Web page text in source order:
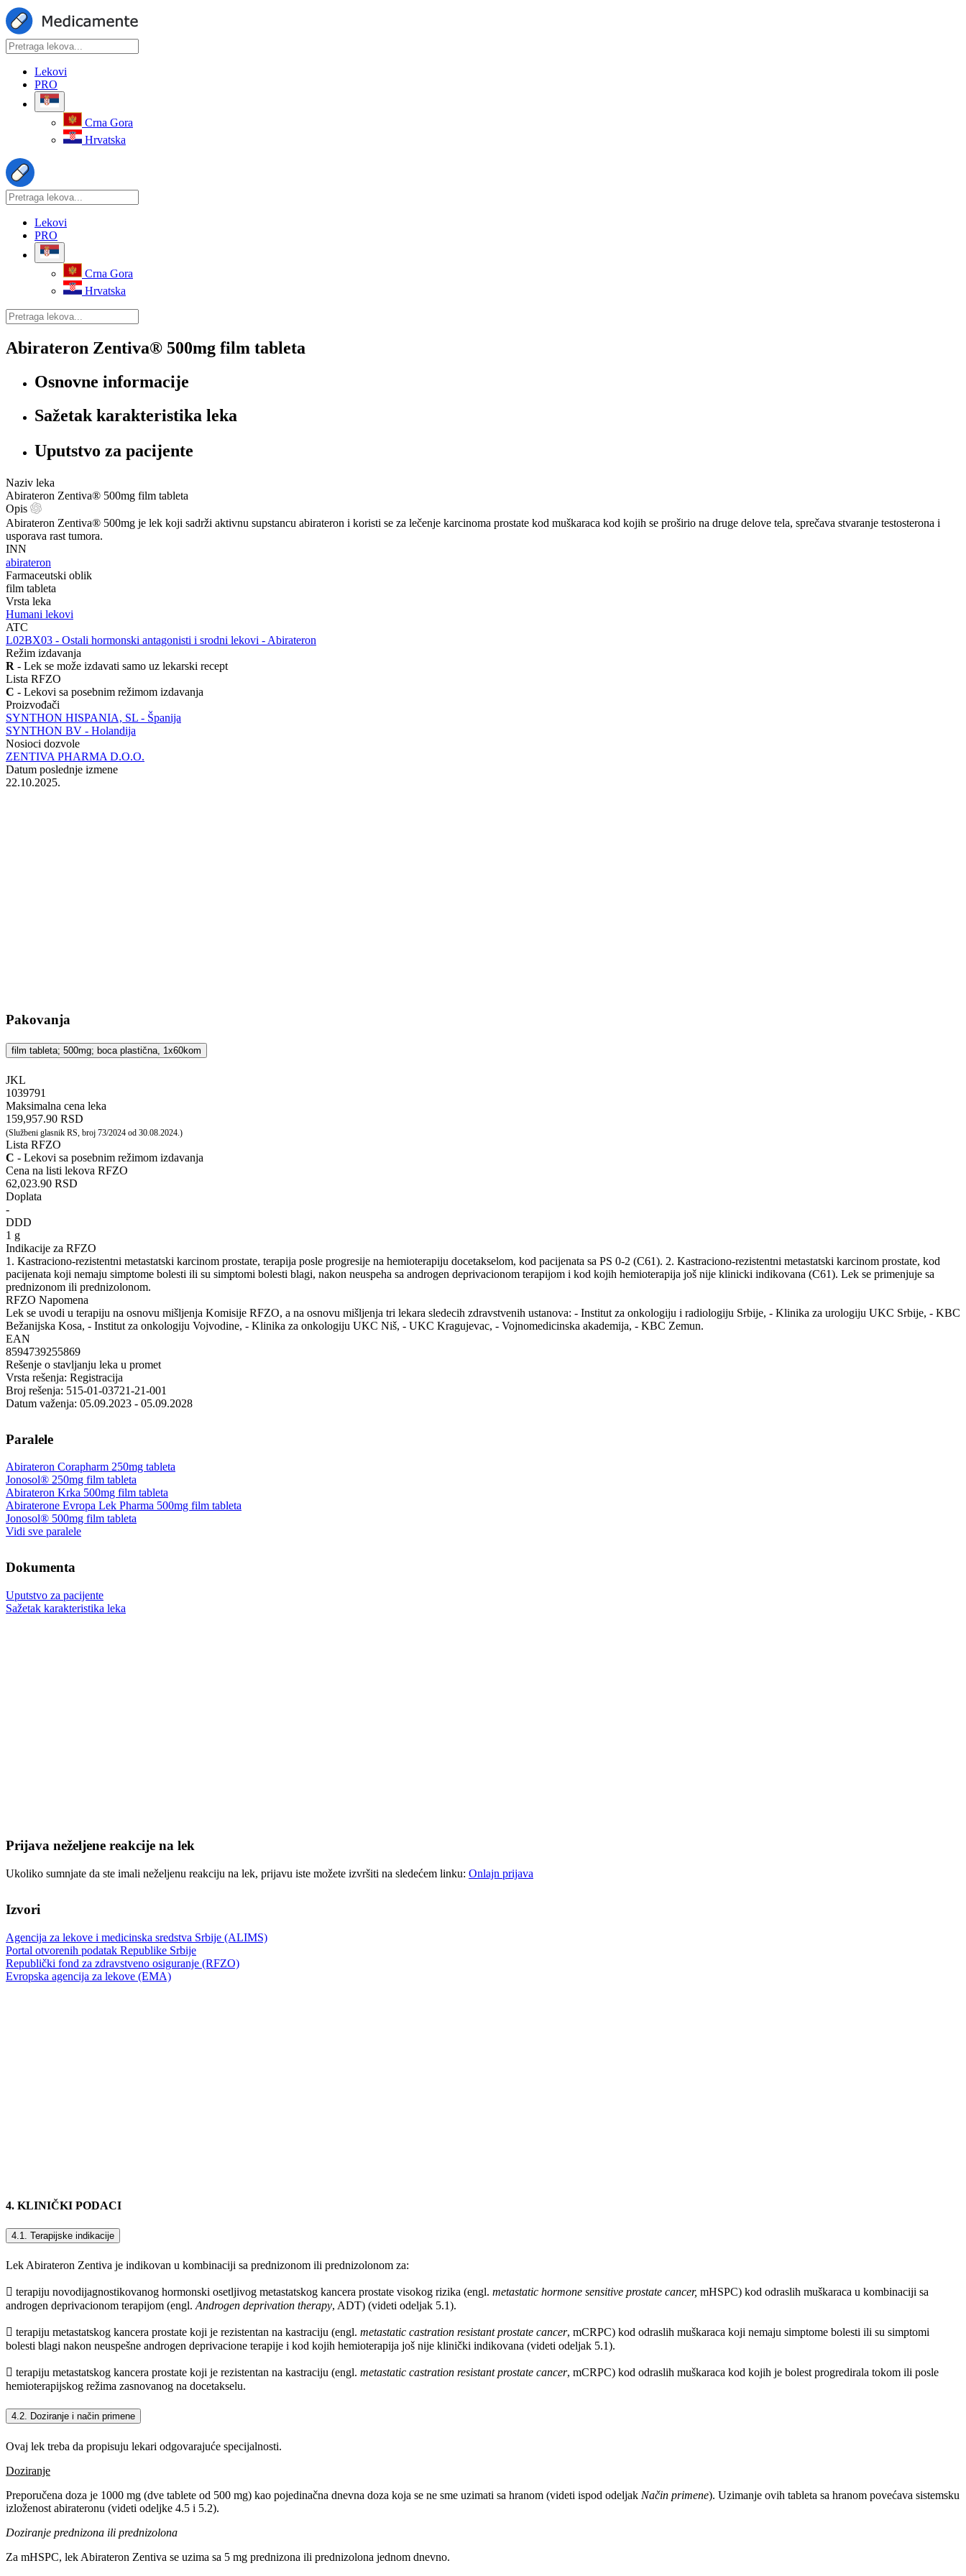
Lekovi
PRO
Crna Gora
Hrvatska
Lekovi
PRO
Crna Gora
Hrvatska
Abirateron Zentiva® 500mg film tableta
Osnovne informacije
Sažetak karakteristika leka
Uputstvo za pacijente
Naziv leka
Abirateron Zentiva® 500mg film tableta
Opis
Abirateron Zentiva® 500mg je lek koji sadrži aktivnu supstancu abirateron i koristi se za lečenje karcinoma prostate kod muškaraca kod kojih se proširio na druge delove tela, sprečava stvaranje testosterona i
usporava rast tumora.
INN
abirateron
Farmaceutski oblik
film tableta
Vrsta leka
Humani lekovi
ATC
‍L02BX03 - Ostali hormonski antagonisti i srodni lekovi - Abirateron
Režim izdavanja
R - Lek se može izdavati samo uz lekarski recept
Lista RFZO
C - Lekovi sa posebnim režimom izdavanja
Proizvođači
SYNTHON HISPANIA, SL - Španija
SYNTHON BV - Holandija
Nosioci dozvole
ZENTIVA PHARMA D.O.O.
Datum poslednje izmene
22.10.2025.
Pakovanja
film tableta; 500mg; boca plastična, 1x60kom
JKL
‍1039791
Maksimalna cena leka
159,957.90 RSD
(Službeni glasnik RS, broj 73/2024 od 30.08.2024.)
Lista RFZO
C - Lekovi sa posebnim režimom izdavanja
Cena na listi lekova RFZO
62,023.90 RSD
Doplata
-
DDD
1 g
Indikacije za RFZO
1. Kastraciono-rezistentni metastatski karcinom prostate, terapija posle progresije na hemioterapiju docetakselom, kod pacijenata sa PS 0-2 (C61). 2. Kastraciono-rezistentni metastatski karcinom prostate, kod
pacijenata koji nemaju simptome bolesti ili su simptomi bolesti blagi, nakon neuspeha sa androgen deprivacionom terapijom i kod kojih hemioterapija još nije klinicki indikovana (C61). Lek se primenjuje sa
prednizonom ili prednizolonom.
RFZO Napomena
Lek se uvodi u terapiju na osnovu mišljenja Komisije RFZO, a na osnovu mišljenja tri lekara sledecih zdravstvenih ustanova: - Institut za onkologiju i radiologiju Srbije, - Klinika za urologiju UKC Srbije, - KBC
Bežanijska Kosa, - Institut za onkologiju Vojvodine, - Klinika za onkologiju UKC Niš, - UKC Kragujevac, - Vojnomedicinska akademija, - KBC Zemun.
EAN
8594739255869
Rešenje o stavljanju leka u promet
Vrsta rešenja: Registracija
Broj rešenja: 515-01-03721-21-001
Datum važenja: 05.09.2023 - 05.09.2028
Paralele
Abirateron Corapharm 250mg tableta
Jonosol® 250mg film tableta
Abirateron Krka 500mg film tableta
Abiraterone Evropa Lek Pharma 500mg film tableta
Jonosol® 500mg film tableta
Vidi sve paralele
Dokumenta
Uputstvo za pacijente
Sažetak karakteristika leka
Prijava neželjene reakcije na lek
Ukoliko sumnjate da ste imali neželjenu reakciju na lek, prijavu iste možete izvršiti na sledećem linku: Onlajn prijava
Izvori
Agencija za lekove i medicinska sredstva Srbije (ALIMS)
Portal otvorenih podatak Republike Srbije
Republički fond za zdravstveno osiguranje (RFZO)
Evropska agencija za lekove (EMA)
4. KLINIČKI PODACI
4.1. Terapijske indikacije
Lek Abirateron Zentiva je indikovan u kombinaciji sa prednizonom ili prednizolonom za:
 terapiju novodijagnostikovanog hormonski osetljivog metastatskog kancera prostate visokog rizika (engl. metastatic hormone sensitive prostate cancer, mHSPC) kod odraslih muškaraca u kombinaciji sa
androgen deprivacionom terapijom (engl. Androgen deprivation therapy, ADT) (videti odeljak 5.1).
 terapiju metastatskog kancera prostate koji je rezistentan na kastraciju (engl. metastatic castration resistant prostate cancer, mCRPC) kod odraslih muškaraca koji nemaju simptome bolesti ili su simptomi
bolesti blagi nakon neuspešne androgen deprivacione terapije i kod kojih hemioterapija još nije klinički indikovana (videti odeljak 5.1).
 terapiju metastatskog kancera prostate koji je rezistentan na kastraciju (engl. metastatic castration resistant prostate cancer, mCRPC) kod odraslih muškaraca kod kojih je bolest progredirala tokom ili posle
hemioterapijskog režima zasnovanog na docetakselu.
4.2. Doziranje i način primene
Ovaj lek treba da propisuju lekari odgovarajuće specijalnosti.
Doziranje
Preporučena doza je 1000 mg (dve tablete od 500 mg) kao pojedinačna dnevna doza koja se ne sme uzimati sa hranom (videti ispod odeljak Način primene). Uzimanje ovih tableta sa hranom povećava sistemsku
izloženost abirateronu (videti odeljke 4.5 i 5.2).
Doziranje prednizona ili prednizolona
Za mHSPC, lek Abirateron Zentiva se uzima sa 5 mg prednizona ili prednizolona jednom dnevno.